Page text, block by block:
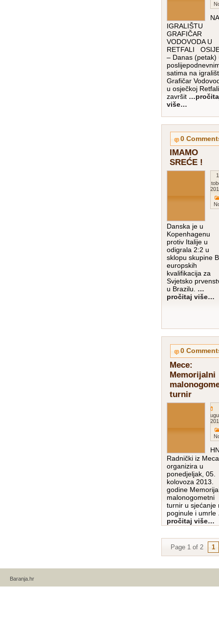
NA
IGRALIŠTU
GRAFIČAR
VODOVODA U
RETFALI
– Danas (petak)
satima na
Grafičar
u osječkoj Retfali
završit
više…
0
IMAMO
SREĆE !
Danska je u
Kopenhagenu
protiv Italije u
odigrala 2:2 u
sklopu skupine B
europskih
kvalifikacija za
Svjetsko
u Brazilu. …
pročitaj više…
0
Mece:
Memorijalni
turnir
Radnički iz Meca
organizira u
ponedjeljak, 05.
kolovoza 2013.
godine
malonogometni
turnir u sjećanje
poginule i umrle
pročitaj više…
Page 1 of 2 1
Baranja.hr